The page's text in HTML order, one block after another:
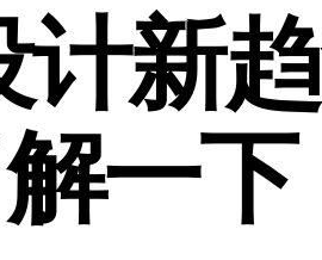
新
一下